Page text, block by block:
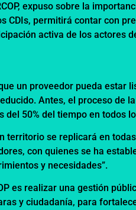
expuso sobre la
CDIs, permitirá contar con
activa de los actores
un proveedor pueda estar
Antes, el proceso de
50% del tiempo en todos
territorio se replicará en
con quienes se ha
y necesidades”.
es realizar una gestión
y ciudadanía, para